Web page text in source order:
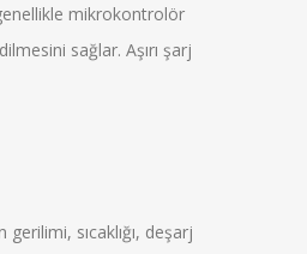
mikrokontrolör
sağlar. Aşırı şarj
sıcaklığı, deşarj